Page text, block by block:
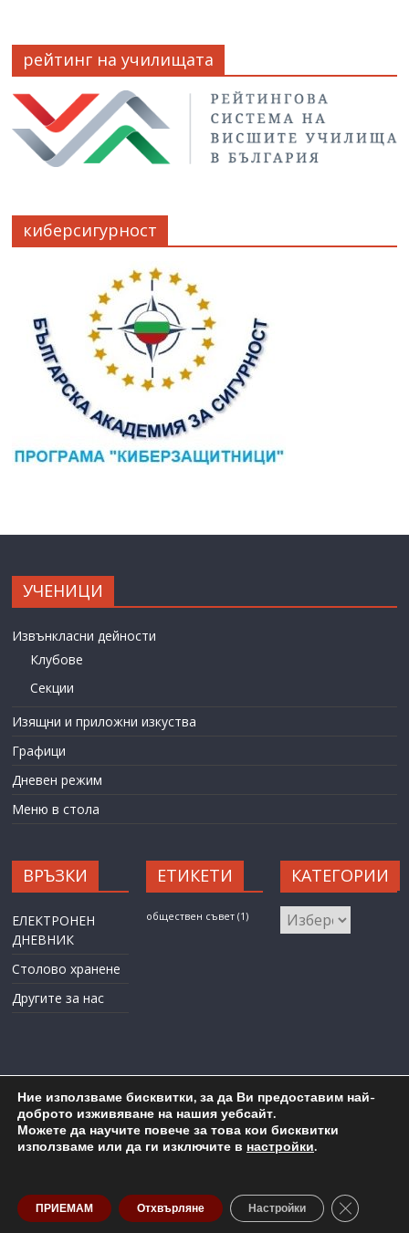
рейтинг на училищата
киберсигурност
УЧЕНИЦИ
Извънкласни дейности
Клубове
Секции
Изящни и приложни изкуства
Графици
Дневен режим
Меню в стола
ВРЪЗКИ
ЕЛЕКТРОНЕН
ДНЕВНИК
Столово хранене
Другите за нас
ЕТИКЕТИ
обществен съвет (1)
КАТЕГОРИИ
КАТЕГОРИИ
Карта на сайта Административен достъп
Copyright © 2026 ОУ "Любен Каравелов" гр. Бургас
Ние използваме бисквитки, за да Ви предоставим най-
доброто изживяване на нашия уебсайт.
Можете да научите повече за това кои бисквитки
използваме или да ги изключите в настройки.
ПРИЕМАМ Отхвърляне Настройки Close